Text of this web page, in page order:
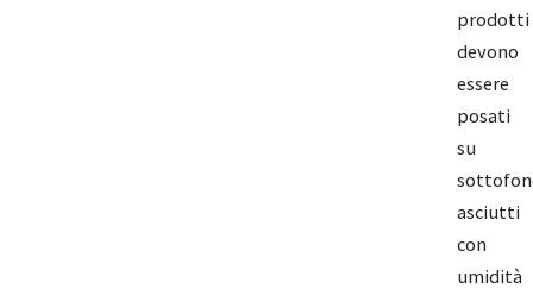
prodotti
devono
essere
posati
su
asciutti
con
umidità